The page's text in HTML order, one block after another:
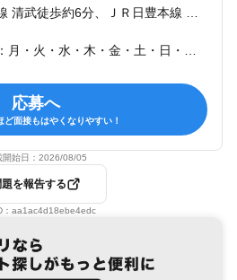
応募へ
ど面接もはやくなりやすい！
開始日： 2026/08/05
題を報告する
aa1ac4d18ebe4edc